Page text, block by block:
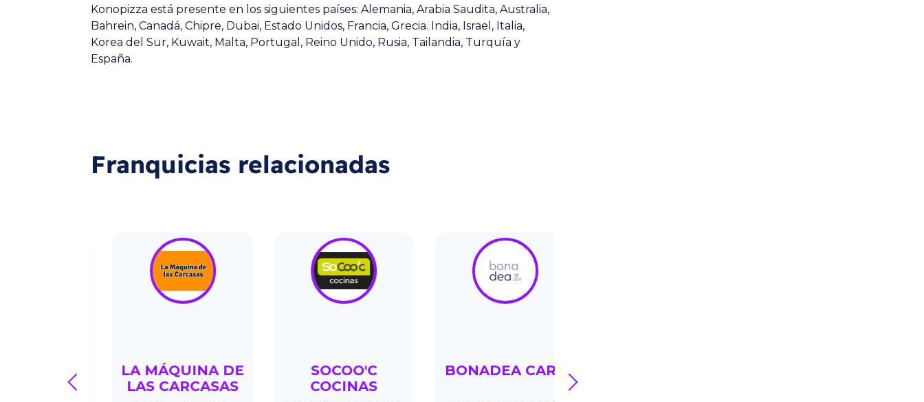
Konopizza está presente en los siguientes países: Alemania, Arabia Saudita, Australia,
Bahrein, Canadá, Chipre, Dubai, Estado Unidos, Francia, Grecia. India, Israel, Italia,
Korea del Sur, Kuwait, Malta, Portugal, Reino Unido, Rusia, Tailandia, Turquía y
España.
Franquicias relacionadas
LA MÁQUINA DE
LAS CARCASAS
SOCOO'C
COCINAS
BONADEA CARE
prev next